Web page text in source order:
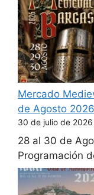
Mercado
de Agosto 2026
30 de julio de 2026
28 al 30 de
Programación